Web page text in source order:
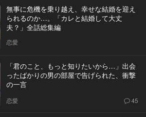
無事に危機を乗り越え、幸せな結婚を迎え
られるのか…。「カレと結婚して大丈
夫？」全話総集編
恋愛
「君のこと、もっと知りたいから…」出会
ったばかりの男の部屋で告げられた、衝撃
の一言
恋愛 45